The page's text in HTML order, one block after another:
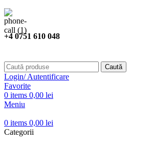
+4 0751 610 048
Caută
Login/ Autentificare
Favorite
0 items 0,00 lei
Meniu
0 items 0,00 lei
Categorii